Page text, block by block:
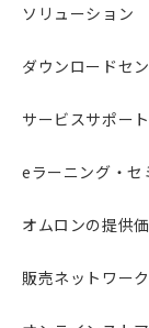
ソリューション
ダウンロードセ
サービスサポート
eラーニング・セ
オムロンの提供
販売ネットワーク